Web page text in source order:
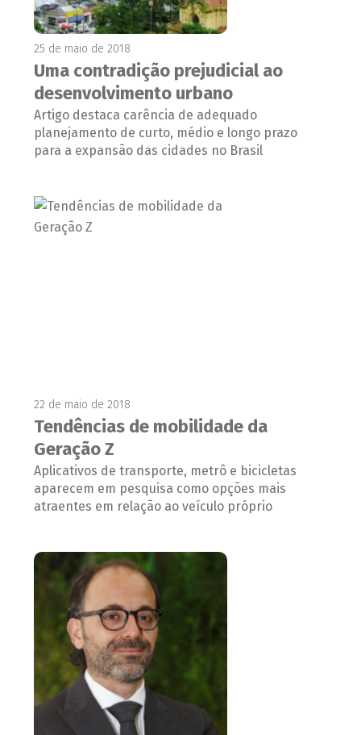
25 de maio de 2018
Uma contradição prejudicial ao
desenvolvimento urbano
Artigo destaca carência de adequado
planejamento de curto, médio e longo prazo
para a expansão das cidades no Brasil
22 de maio de 2018
Tendências de mobilidade da
Geração Z
Aplicativos de transporte, metrô e bicicletas
aparecem em pesquisa como opções mais
atraentes em relação ao veículo próprio